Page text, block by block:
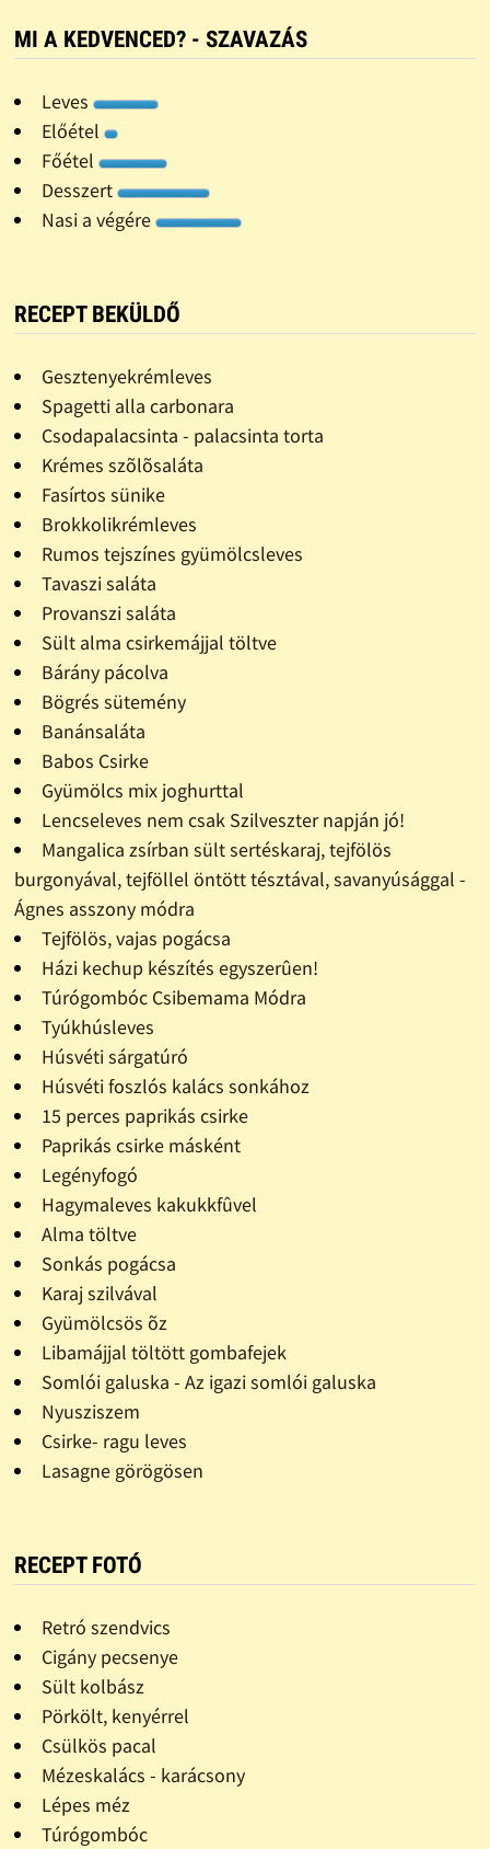
MI A KEDVENCED? - SZAVAZÁS
Leves
Előétel
Főétel
Desszert
Nasi a végére
RECEPT BEKÜLDŐ
Gesztenyekrémleves
Spagetti alla carbonara
Csodapalacsinta - palacsinta torta
Krémes szõlõsaláta
Fasírtos sünike
Brokkolikrémleves
Rumos tejszínes gyümölcsleves
Tavaszi saláta
Provanszi saláta
Sült alma csirkemájjal töltve
Bárány pácolva
Bögrés sütemény
Banánsaláta
Babos Csirke
Gyümölcs mix joghurttal
Lencseleves nem csak Szilveszter napján jó!
Mangalica zsírban sült sertéskaraj, tejfölös
burgonyával, tejföllel öntött tésztával, savanyúsággal -
Ágnes asszony módra
Tejfölös, vajas pogácsa
Házi kechup készítés egyszerûen!
Túrógombóc Csibemama Módra
Tyúkhúsleves
Húsvéti sárgatúró
Húsvéti foszlós kalács sonkához
15 perces paprikás csirke
Paprikás csirke másként
Legényfogó
Hagymaleves kakukkfûvel
Alma töltve
Sonkás pogácsa
Karaj szilvával
Gyümölcsös õz
Libamájjal töltött gombafejek
Somlói galuska - Az igazi somlói galuska
Nyusziszem
Csirke- ragu leves
Lasagne görögösen
RECEPT FOTÓ
Retró szendvics
Cigány pecsenye
Sült kolbász
Pörkölt, kenyérrel
Csülkös pacal
Mézeskalács - karácsony
Lépes méz
Túrógombóc